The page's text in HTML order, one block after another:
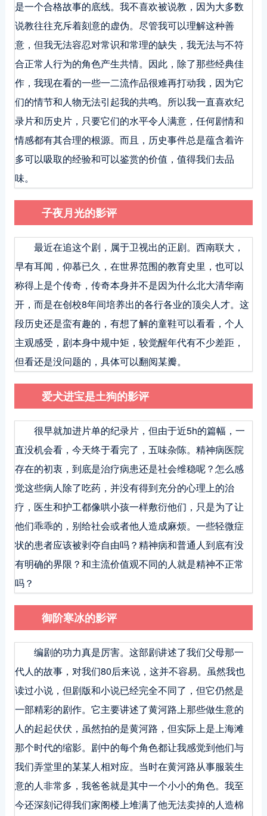
是一个合格故事的底线。我不喜欢被说教，因为大多数
说教往往充斥着刻意的虚伪。尽管我可以理解这种善
意，但我无法容忍对常识和常理的缺失，我无法与不符
合正常人行为的角色产生共情。因此，除了那些经典佳
作，我现在看的一些一二流作品很难再打动我，因为它
们的情节和人物无法引起我的共鸣。所以我一直喜欢纪
录片和历史片，只要它们的水平令人满意，任何剧情和
情感都有其合理的根源。而且，历史事件总是蕴含着许
多可以吸取的经验和可以鉴赏的价值，值得我们去品
味。
子夜月光的影评
最近在追这个剧，属于卫视出的正剧。西南联大，
早有耳闻，仰慕已久，在世界范围的教育史里，也可以
称得上是个传奇，传奇本身并不是因为什么北大清华南
开，而是在创校8年间培养出的各行各业的顶尖人才。这
段历史还是蛮有趣的，有想了解的童鞋可以看看，个人
主观感受，剧本身中规中矩，较觉醒年代有不少差距，
但看还是没问题的，具体可以翻阅某瓣。
爱犬进宝是土狗的影评
很早就加进片单的纪录片，但由于近5h的篇幅，一
直没机会看，今天终于看完了，五味杂陈。精神病医院
存在的初衷，到底是治疗病患还是社会维稳呢？怎么感
觉这些病人除了吃药，并没有得到充分的心理上的治
疗，医生和护工都像哄小孩一样敷衍他们，只是为了让
他们乖乖的，别给社会或者他人造成麻烦。一些轻微症
状的患者应该被剥夺自由吗？精神病和普通人到底有没
有明确的界限？和主流价值观不同的人就是精神不正常
吗？
御阶寒冰的影评
编剧的功力真是厉害。这部剧讲述了我们父母那一
代人的故事，对我们80后来说，这并不容易。虽然我也
读过小说，但剧版和小说已经完全不同了，但它仍然是
一部精彩的剧作。它主要讲述了黄河路上那些做生意的
人的起起伏伏，虽然拍的是黄河路，但实际上是上海滩
那个时代的缩影。剧中的每个角色都让我感觉到他们与
我们弄堂里的某某人相对应。当时在黄河路从事服装生
意的人非常多，我爸爸就是其中一个小小的角色。我至
今还深刻记得我们家阁楼上堆满了他无法卖掉的人造棉